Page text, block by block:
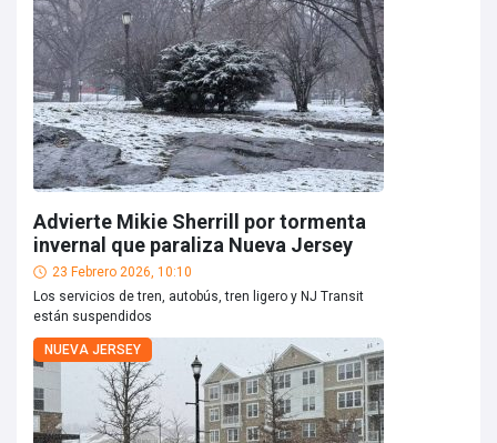
Advierte Mikie Sherrill por tormenta
invernal que paraliza Nueva Jersey
23 Febrero 2026, 10:10
Los servicios de tren, autobús, tren ligero y NJ Transit
están suspendidos
NUEVA JERSEY